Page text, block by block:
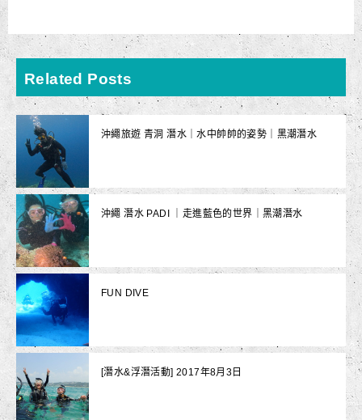
Related Posts
沖繩旅遊 青洞 潛水｜水中帥帥的姿勢｜黑潮潛水
沖繩 潛水 PADI ｜走進藍色的世界｜黑潮潛水
FUN DIVE
[潛水&浮潛活動] 2017年8月3日